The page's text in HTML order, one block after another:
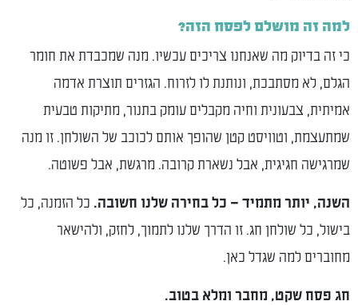
למה זה מושלם לפסח הזה?
כי זה בדיוק מה שאנחנו צריכים עכשיו. מנה שמכבדת את חומר
הגלם, לא מסתבכת, ונותנת לו לזרוח. הגזרים תוצרת אדמה
אמיתית, צבעונית וחיה מקבלים עומק בתנור, מתיקות טבעית
שמתעצמת, וטוויסט קטן שהופך אותם לכוכב של השולחן. זו מנה
שמרגישה חגיגית, אבל נשארת קרובה. מרגשת, אבל פשוטה.
השנה, יותר מתמיד – כל בחירה שלנו חשובה. כל הזמנה, כל
בישול, כל שולחן חג. זו הדרך שלנו לתמוך, לחזק, ולהישאר
מחוברים למה שגדל כאן.
חג פסח שקט, מחבר ומלא בטוב.